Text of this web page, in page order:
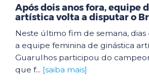
Após dois anos fora, equipe
artística volta a disputar o
Neste último fim de semana, dias
a equipe feminina de ginástica
Guarulhos participou do
que f... [saiba mais]